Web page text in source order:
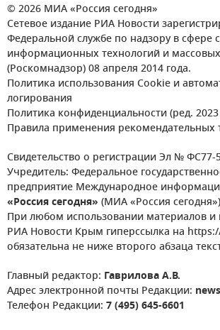
© 2026 МИА «Россия сегодня»
Сетевое издание РИА Новости
Федеральной службе по надзору в сфере
информационных технологий и
(Роскомнадзор) 08 апреля 2014 года.
Политика использования Cookie и
логирования
Политика конфиденциальности (ред. 2023
Правила применения рекомендательных
Свидетельство о регистрации Эл № ФС77-
Учредитель: Федеральное
предприятие Международное
«Россия сегодня» (МИА «Россия
При любом использовании материалов и
РИА Новости Крым гиперссылка на
обязательна не ниже второго абзаца
Главный редактор: Гаврилова А.В.
Адрес электронной почты Редакции:
Телефон Редакции: 7 (495) 645-6601